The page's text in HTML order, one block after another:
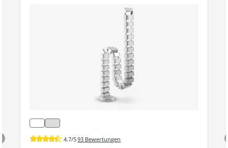
4.7/593 Bewertungen